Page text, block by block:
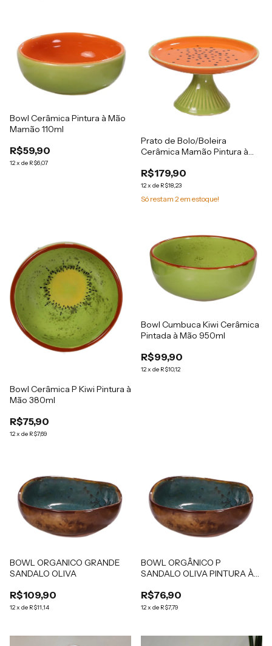
Bowl Cerâmica Pintura à Mão
Mamão 110ml
R$59,90
12x de R$6,07
Prato de Bolo/Boleira
Cerâmica Mamão Pintura à
R$179,90
12x de R$18,23
Só restam 2 em estoque!
Bowl Cerâmica P Kiwi Pintura à
Mão 380ml
R$75,90
12x de R$7,69
Bowl Cumbuca Kiwi Cerâmica
Pintada à Mão 950ml
R$99,90
12x de R$10,12
BOWL ORGANICO GRANDE
SANDALO OLIVA
R$109,90
12x de R$11,14
BOWL ORGÂNICO P
SANDALO OLIVA PINTURA À
R$76,90
12x de R$7,79